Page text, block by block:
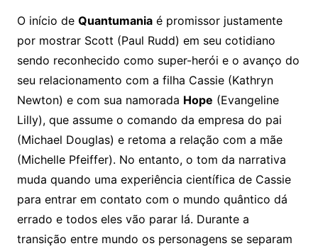
O início de Quantumaniaé promissor justamente
por mostrar Scott (Paul Rudd) em seu cotidiano
sendo reconhecido como super-herói e o avanço do
seu relacionamento com a filha Cassie (Kathryn
Newton) e com sua namorada Hope (Evangeline
Lilly), que assume o comando da empresa do pai
(Michael Douglas) e retoma a relação com a mãe
(Michelle Pfeiffer). No entanto, o tom da narrativa
muda quando uma experiência científica de Cassie
para entrar em contato com o mundo quântico dá
errado e todos eles vão parar lá. Durante a
transição entre mundo os personagens se separam